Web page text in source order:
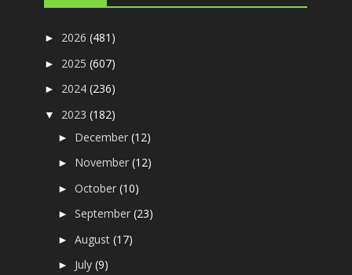
► 2026(481)
► 2025(607)
► 2024(236)
▼ 2023(182)
► December(12)
► November(12)
►October(10)
►September(23)
►August(17)
► July(9)